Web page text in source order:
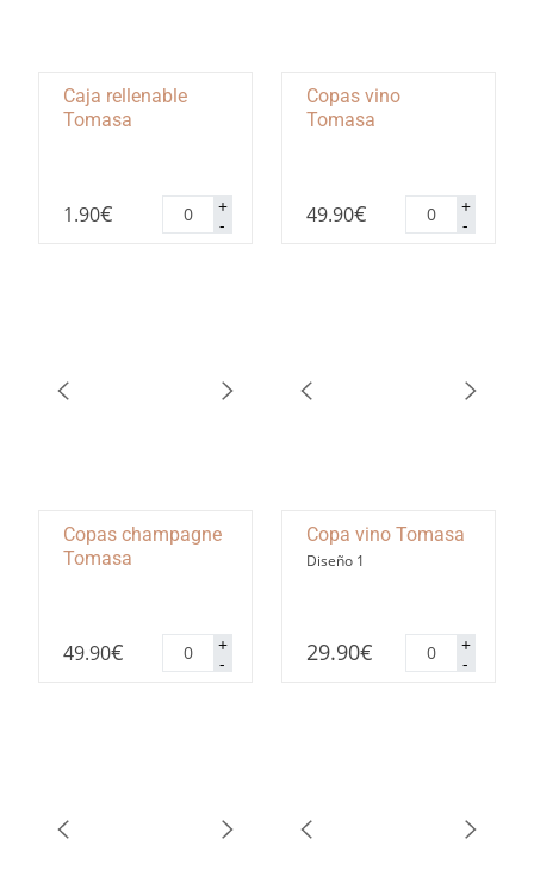
Caja rellenable
Tomasa
1.90€ -
Caja
rellenable
Tomasa
+
Copas vino
Tomasa
49.90€ -
Copas
vino
Tomasa
+
Copas champagne
Tomasa
49.90€ -
Copas
champagne
Tomasa
+
Copa vino Tomasa
Diseño 1
29.90€ -
Copa
vino
Tomasa
+